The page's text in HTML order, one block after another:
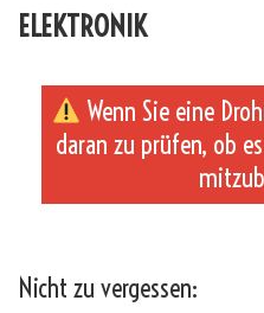
ELEKTRONIK
Wenn Sie eine
daran zu prüfen, ob
Nicht zu vergessen: